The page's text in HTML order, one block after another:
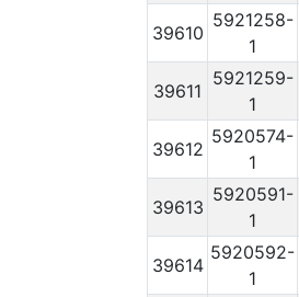
39610
5921258-
1
39611
5921259-
1
39612
5920574-
1
39613
5920591-
1
39614
5920592-
1